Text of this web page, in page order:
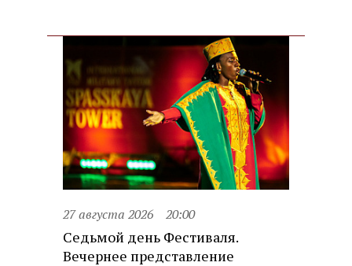
27 августа 2026 20:00
Седьмой день Фестиваля.
Вечернее представление